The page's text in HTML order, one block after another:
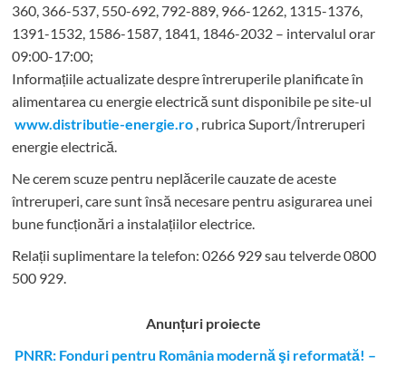
360, 366-537, 550-692, 792-889, 966-1262, 1315-1376,
1391-1532, 1586-1587, 1841, 1846-2032 – intervalul orar
09:00-17:00;
Informațiile actualizate despre întreruperile planificate în
alimentarea cu energie electrică sunt disponibile pe site-ul
www.distributie-energie.ro , rubrica Suport/Întreruperi
energie electrică.
Ne cerem scuze pentru neplăcerile cauzate de aceste
întreruperi, care sunt însă necesare pentru asigurarea unei
bune funcționări a instalațiilor electrice.
Relații suplimentare la telefon: 0266 929 sau telverde 0800
500 929.
Anunțuri proiecte
PNRR: Fonduri pentru România modernă şi reformată! –